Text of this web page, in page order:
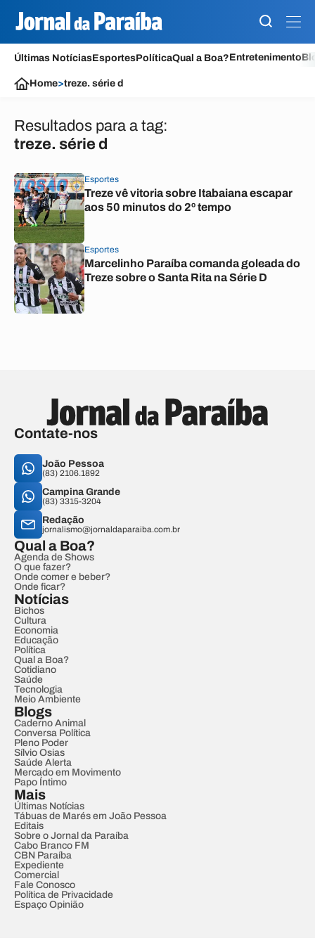
Últimas NotíciasEsportesPolíticaQual a Boa?Entretenimento
Home>treze. série d
Resultados para a tag:
treze. série d
Esportes
Treze vê vitoria sobre Itabaiana escapar
aos 50 minutos do 2º tempo
Esportes
Marcelinho Paraíba comanda goleada do
Treze sobre o Santa Rita na Série D
Contate-nos
João Pessoa
(83) 2106.1892
Campina Grande
(83) 3315-3204
Redação
jornalismo@jornaldaparaiba.com.br
Qual a Boa?
Agenda de Shows
O que fazer?
Onde comer e beber?
Onde ficar?
Notícias
Bichos
Cultura
Economia
Educação
Política
Qual a Boa?
Cotidiano
Saúde
Tecnologia
Meio Ambiente
Blogs
Caderno Animal
Conversa Política
Pleno Poder
Sílvio Osias
Saúde Alerta
Mercado em Movimento
Papo Íntimo
Mais
Últimas Notícias
Tábuas de Marés em João Pessoa
Editais
Sobre o Jornal da Paraíba
Cabo Branco FM
CBN Paraíba
Expediente
Comercial
Fale Conosco
Política de Privacidade
Espaço Opinião